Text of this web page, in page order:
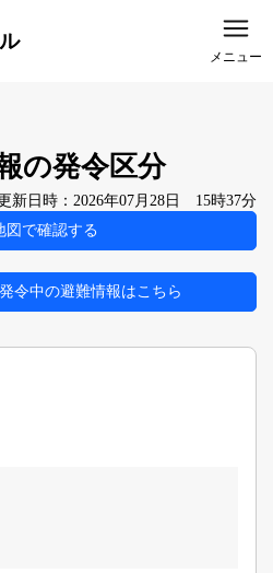
メニュー
の発令区分
新日時：2026年07月28日 15時37分
図で確認する
令中の避難情報はこちら